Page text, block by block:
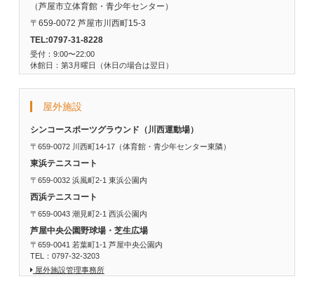
（芦屋市立体育館・青少年センター）
〒659-0072 芦屋市川西町15-3
TEL:0797-31-8228
受付：9:00〜22:00
休館日：第3月曜日（休日の場合は翌日）
屋外施設
シンコースポーツグラウンド（川西運動場）
〒659-0072 川西町14-17（体育館・青少年センター東隣）
東浜テニスコート
〒659-0032 浜風町2-1 東浜公園内
西浜テニスコート
〒659-0043 潮見町2-1 西浜公園内
芦屋中央公園野球場・芝生広場
〒659-0041 若葉町1-1 芦屋中央公園内
TEL：0797-32-3203
屋外施設管理事務所